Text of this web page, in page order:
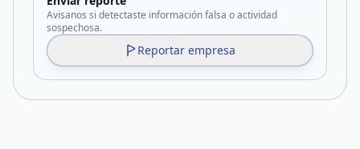
Avisanos si detectaste información falsa o actividad
sospechosa.
Reportar empresa